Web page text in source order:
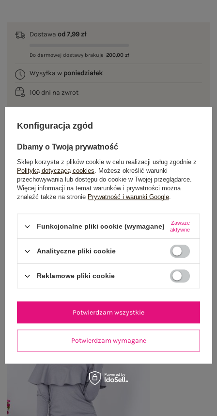
Dostawa od 7,99 zł
Do darmowej dostawy brakuje 200,00 zł
Wysyłka w poniedziałek
100 dni na zwrot
GŁÓWNE PARAMETRY
OPINIE O PRODUKCIE (1)
ZWROTY I REKLAMACJE
OSTATNIO OGLĄDANE
Zobacz wszystko
Konfiguracja zgód
Dbamy o Twoją prywatność
Sklep korzysta z plików cookie w celu realizacji usług zgodnie z
Polityką dotyczącą cookies. Możesz określić warunki
przechowywania lub dostępu do cookie w Twojej przeglądarce.
Więcej informacji na temat warunków i prywatności można
znaleźć także na stronie Prywatność i warunki Google.
Funkcjonalne pliki cookie (wymagane)
Zawsze
aktywne
Analityczne pliki cookie
Reklamowe pliki cookie
Potwierdzam wymagane
Potwierdzam wszystkie